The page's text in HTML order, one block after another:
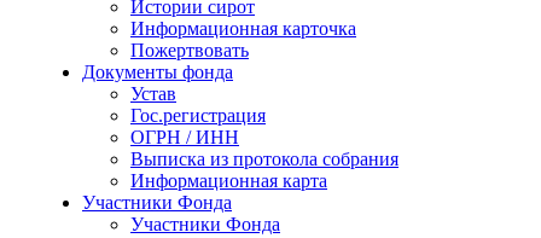
Истории сирот
Информационная карточка
Пожертвовать
Документы фонда
Устав
Гос.регистрация
ОГРН / ИНН
Выписка из протокола собрания
Информационная карта
Участники Фонда
Участники Фонда